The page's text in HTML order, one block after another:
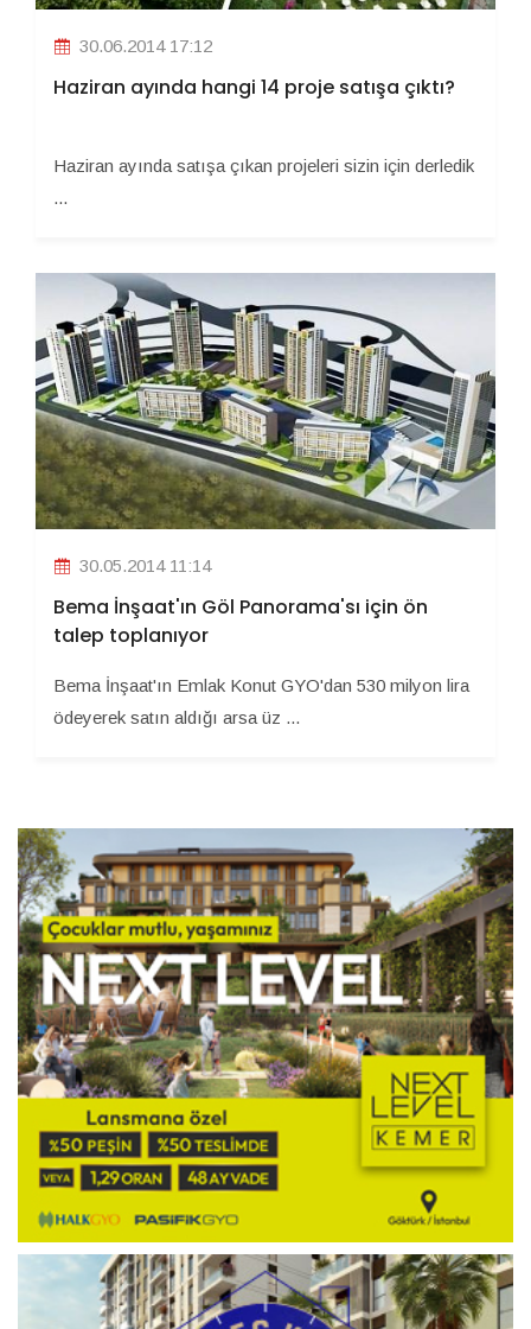
30.06.2014 17:12
Haziran ayında hangi 14 proje satışa çıktı?
Haziran ayında satışa çıkan projeleri sizin için derledik
...
30.05.2014 11:14
Bema İnşaat'ın Göl Panorama'sı için ön
talep toplanıyor
Bema İnşaat'ın Emlak Konut GYO'dan 530 milyon lira
ödeyerek satın aldığı arsa üz ...